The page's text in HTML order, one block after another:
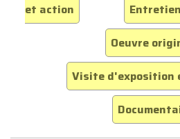
et action
Oeuvre
Visite d'exposition